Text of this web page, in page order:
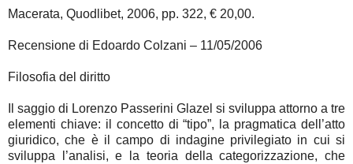
Macerata, Quodlibet, 2006, pp. 322, € 20,00.
Recensione di Edoardo Colzani – 11/05/2006
Filosofia del diritto
Il saggio di Lorenzo Passerini Glazel si sviluppa attorno a tre
elementi chiave: il concetto di “tipo”, la pragmatica dell’atto
giuridico, che è il campo di indagine privilegiato in cui si
sviluppa l’analisi, e la teoria della categorizzazione, che